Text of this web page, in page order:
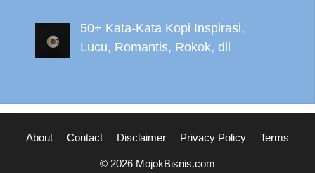
50+ Kata-Kata Kopi Inspirasi,
Lucu, Romantis, Rokok, dll
About Contact Disclaimer Privacy Policy Terms
© 2026 MojokBisnis.com